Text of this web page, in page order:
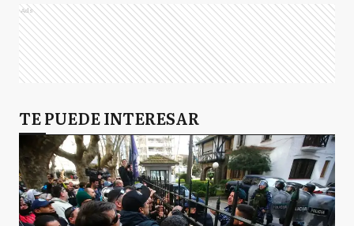
Ads
TE PUEDE INTERESAR